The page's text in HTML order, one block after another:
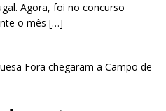
Agora, foi no concurso
o mês […]